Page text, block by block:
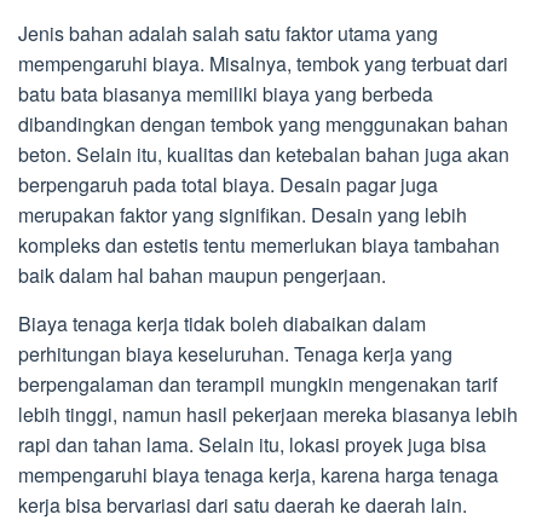
Jenis bahan adalah salah satu faktor utama yang
mempengaruhi biaya. Misalnya, tembok yang terbuat dari
batu bata biasanya memiliki biaya yang berbeda
dibandingkan dengan tembok yang menggunakan bahan
beton. Selain itu, kualitas dan ketebalan bahan juga akan
berpengaruh pada total biaya. Desain pagar juga
merupakan faktor yang signifikan. Desain yang lebih
kompleks dan estetis tentu memerlukan biaya tambahan
baik dalam hal bahan maupun pengerjaan.
Biaya tenaga kerja tidak boleh diabaikan dalam
perhitungan biaya keseluruhan. Tenaga kerja yang
berpengalaman dan terampil mungkin mengenakan tarif
lebih tinggi, namun hasil pekerjaan mereka biasanya lebih
rapi dan tahan lama. Selain itu, lokasi proyek juga bisa
mempengaruhi biaya tenaga kerja, karena harga tenaga
kerja bisa bervariasi dari satu daerah ke daerah lain.